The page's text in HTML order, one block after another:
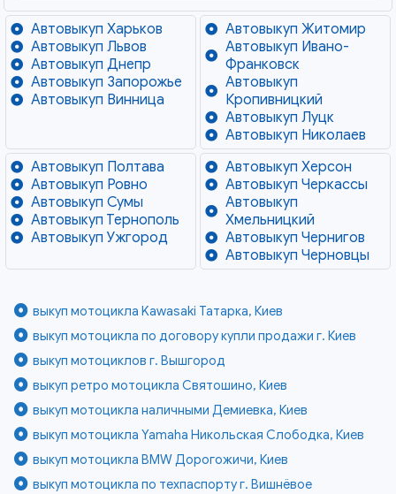
Автовыкуп Харьков
Автовыкуп Львов
Автовыкуп Днепр
Автовыкуп Запорожье
Автовыкуп Винница
Автовыкуп Житомир
Автовыкуп Ивано-
Франковск
Автовыкуп
Кропивницкий
Автовыкуп Луцк
Автовыкуп Николаев
Автовыкуп Полтава
Автовыкуп Ровно
Автовыкуп Сумы
Автовыкуп Тернополь
Автовыкуп Ужгород
Автовыкуп Херсон
Автовыкуп Черкассы
Автовыкуп
Хмельницкий
Автовыкуп Чернигов
Автовыкуп Черновцы
выкуп мотоцикла Kawasaki Татарка, Киев
выкуп мотоцикла по договору купли продажи г. Киев
выкуп мотоциклов г. Вышгород
выкуп ретро мотоцикла Святошино, Киев
выкуп мотоцикла наличными Демиевка, Киев
выкуп мотоцикла Yamaha Никольская Слободка, Киев
выкуп мотоцикла BMW Дорогожичи, Киев
выкуп мотоцикла по техпаспорту г. Вишнёвое